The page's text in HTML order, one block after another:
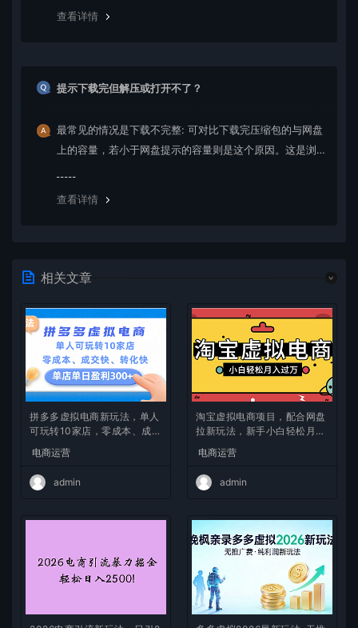
查看详情
提示下载完但解压或打开不了？
最常见的情况是下载不完整: 可对比下载完压缩包的与网盘
上的容量，若小于网盘提示的容量则是这个原因。这是浏
查看详情
相关文章
拼多多虚拟电商新玩法，单人
可玩转10家店，零成本、成交
快、转化快，单店单日可盈利
300+
电商运营
admin
淘宝虚拟电商项目，配合网盘
拉新玩法，新手小白轻松月入
过万，外面收费1980的项
目！
电商运营
admin